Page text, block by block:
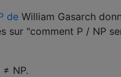
de William Gasarch
sur "comment P / NP
NP.